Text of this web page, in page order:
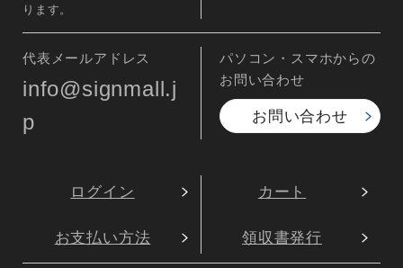
ります。
代表メールアドレス
info@signmall.j
p
パソコン・スマホからの
お問い合わせ
お問い合わせ
ログイン カート
お支払い方法 領収書発行